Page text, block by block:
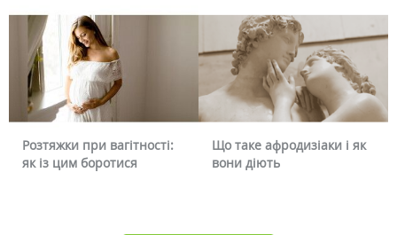
Розтяжки при вагітності:
як із цим боротися
Що таке афродизіаки і як
вони діють